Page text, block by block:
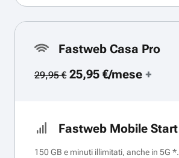
Fastweb Casa Pro
29,95 €25,95 €/mese+
Fastweb Mobile Start
150 GB e minuti illimitati, anche in 5G *.